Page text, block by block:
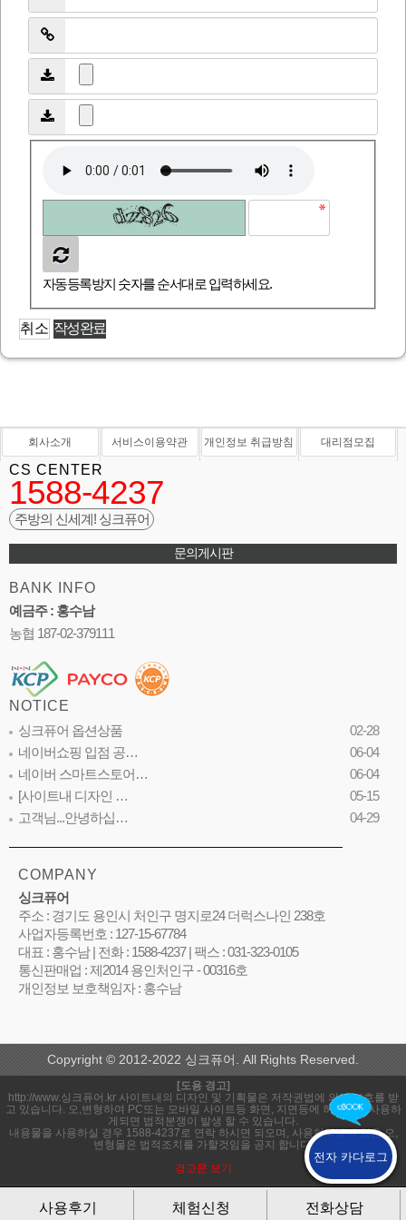
자동등록방지 숫자를 순서대로 입력하세요.
취소
사용후기 체험신청 전화상담
회사소개 서비스이용약관 개인정보 취급방침 대리점모집
전자 카다로그
CS CENTER
1588-4237
주방의 신세계! 싱크퓨어
문의게시판
BANK INFO
예금주 : 홍수남
농협 187-02-379111
NOTICE
싱크퓨어 옵션상품
02-28
네이버쇼핑 입점 공…
06-04
네이버 스마트스토어…
06-04
[사이트내 디자인 …
05-15
고객님...안녕하십…
04-29
COMPANY
싱크퓨어
주소 : 경기도 용인시 처인구 명지로24 더럭스나인 238호
사업자등록번호 : 127-15-67784
대표 : 홍수남 | 전화 : 1588-4237 | 팩스 : 031-323-0105
통신판매업 : 제2014 용인처인구 - 00316호
개인정보 보호책임자 : 홍수남
Copyright © 2012-2022 싱크퓨어. All Rights Reserved.
[도용 경고]
http://www.싱크퓨어.kr 사이트내의 디자인 및 기획물은 저작권법에 의해 보호를 받
고 있습니다. 오,변형하여 PC또는 모바일 사이트등 화면, 지면등에 허락없이 사용하
게되면 법적분쟁이 발생 할 수 있습니다.
내용물을 사용하실 경우 1588-4237로 연락 하시면 되오며, 사용허락받지 않은 오,
변형물은 법적조치를 가할것임을 공지 합니다.
경고문 보기